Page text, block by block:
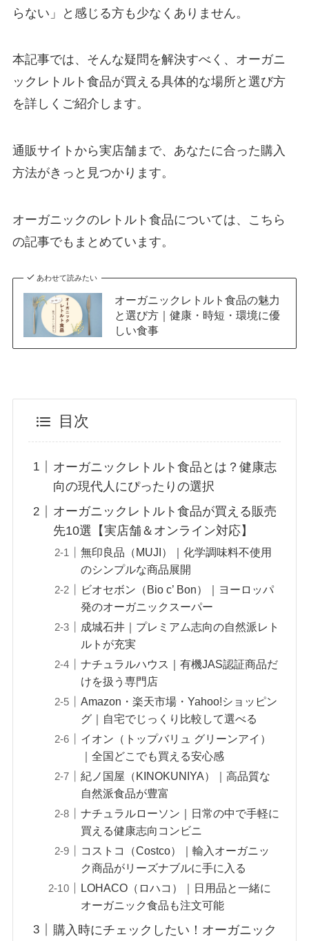
らない」と感じる方も少なくありません。
本記事では、そんな疑問を解決すべく、オーガニ
ックレトルト食品が買える具体的な場所と選び方
を詳しくご紹介します。
通販サイトから実店舗まで、あなたに合った購入
方法がきっと見つかります。
オーガニックのレトルト食品については、こちら
の記事でもまとめています。
あわせて読みたい
オーガニックレトルト食品の魅力
と選び方｜健康・時短・環境に優
しい食事
目次
オーガニックレトルト食品とは？健康志
向の現代人にぴったりの選択
オーガニックレトルト食品が買える販売
先10選【実店舗＆オンライン対応】
無印良品（MUJI）｜化学調味料不使用
のシンプルな商品展開
ビオセボン（Bio c’ Bon）｜ヨーロッパ
発のオーガニックスーパー
成城石井｜プレミアム志向の自然派レト
ルトが充実
ナチュラルハウス｜有機JAS認証商品だ
けを扱う専門店
Amazon・楽天市場・Yahoo!ショッピン
グ｜自宅でじっくり比較して選べる
イオン（トップバリュ グリーンアイ）
｜全国どこでも買える安心感
紀ノ国屋（KINOKUNIYA）｜高品質な
自然派食品が豊富
ナチュラルローソン｜日常の中で手軽に
買える健康志向コンビニ
コストコ（Costco）｜輸入オーガニッ
ク商品がリーズナブルに手に入る
LOHACO（ロハコ）｜日用品と一緒に
オーガニック食品も注文可能
購入時にチェックしたい！オーガニック